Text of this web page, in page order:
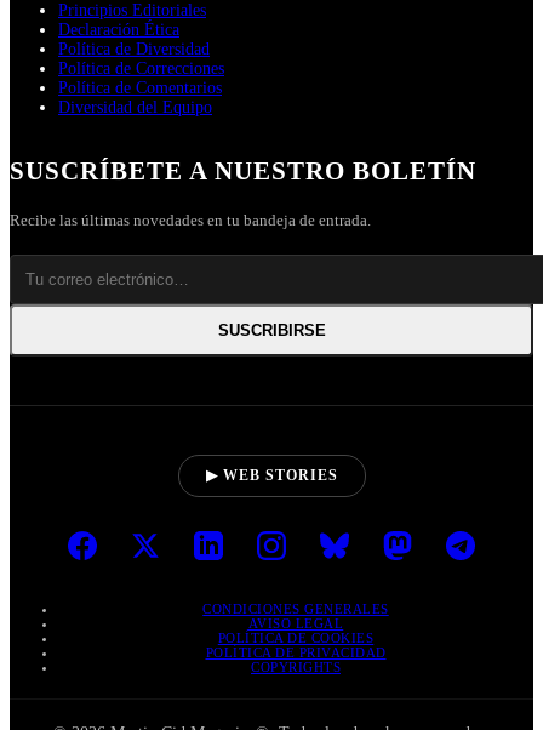
Principios Editoriales
Declaración Ética
Política de Diversidad
Política de Correcciones
Política de Comentarios
Diversidad del Equipo
SUSCRÍBETE A NUESTRO BOLETÍN
Recibe las últimas novedades en tu bandeja de entrada.
SUSCRIBIRSE
▶ WEB STORIES
CONDICIONES GENERALES
AVISO LEGAL
POLÍTICA DE COOKIES
POLÍTICA DE PRIVACIDAD
COPYRIGHTS